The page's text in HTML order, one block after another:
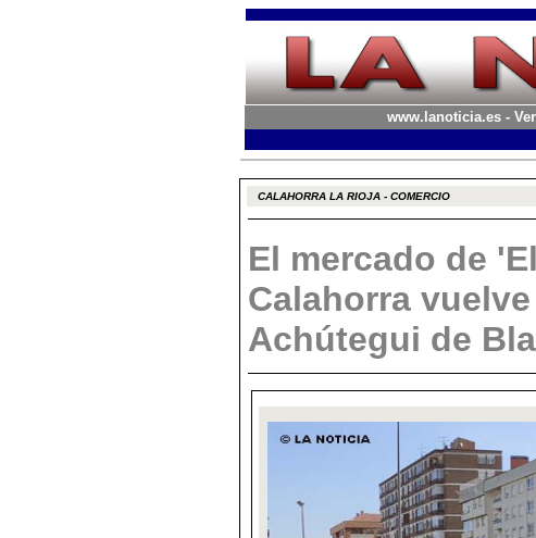
www.lanoticia.es -
CALAHORRA LA RIOJA - COMERCIO
El mercado de
Calahorra
Achútegui de